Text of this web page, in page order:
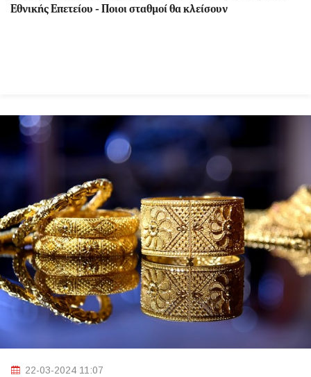
Εθνικής Επετείου - Ποιοι σταθμοί θα κλείσουν
22-03-2024 11:07